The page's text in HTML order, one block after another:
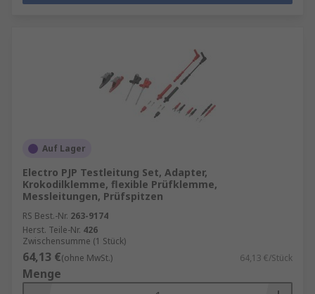
Auf Lager
Electro PJP Testleitung Set, Adapter,
Krokodilklemme, flexible Prüfklemme,
Messleitungen, Prüfspitzen
RS Best.-Nr. 263-9174
Herst. Teile-Nr. 426
Zwischensumme (1 Stück)
64,13 €(ohne MwSt.) 64,13 €/Stück
Menge